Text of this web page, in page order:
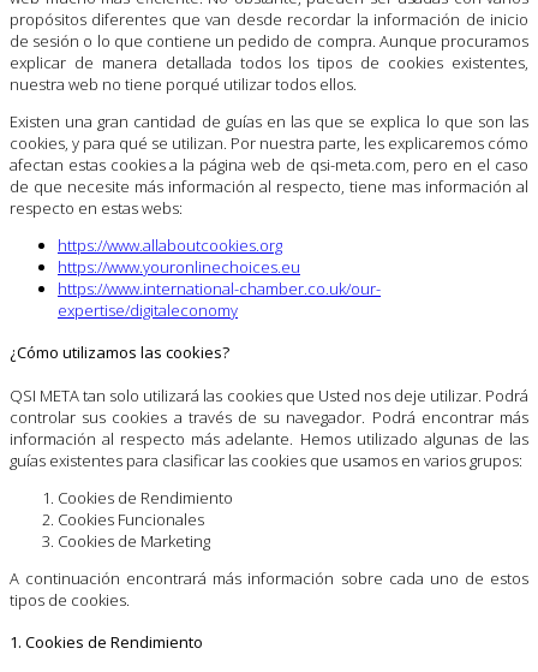
propósitos diferentes que van desde recordar la información de inicio
de sesión o lo que contiene un pedido de compra. Aunque procuramos
explicar de manera detallada todos los tipos de cookies existentes,
nuestra web no tiene porqué utilizar todos ellos.
Existen una gran cantidad de guías en las que se explica lo que son las
cookies, y para qué se utilizan. Por nuestra parte, les explicaremos cómo
afectan estas cookies a la página web de qsi-meta.com, pero en el caso
de que necesite más información al respecto, tiene mas información al
respecto en estas webs:
https://www.allaboutcookies.org
https://www.youronlinechoices.eu
https://www.international-chamber.co.uk/our-
expertise/digitaleconomy
¿Cómo utilizamos las cookies?
QSI META tan solo utilizará las cookies que Usted nos deje utilizar. Podrá
controlar sus cookies a través de su navegador. Podrá encontrar más
información al respecto más adelante. Hemos utilizado algunas de las
guías existentes para clasificar las cookies que usamos en varios grupos:
Cookies de Rendimiento
Cookies Funcionales
Cookies de Marketing
A continuación encontrará más información sobre cada uno de estos
tipos de cookies.
1. Cookies de Rendimiento